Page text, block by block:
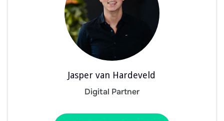
Jasper van Hardeveld
Digital Partner